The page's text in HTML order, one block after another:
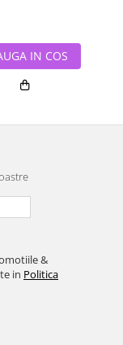
IN COS
&
in Politica